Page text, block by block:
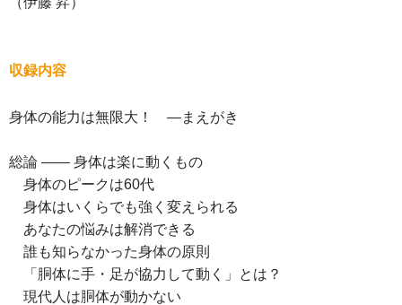
収録内容
身体の能力は無限大！ ―まえがき
総論 ―― 身体は楽に動くもの
身体のピークは60代
身体はいくらでも強く変えられる
あなたの悩みは解消できる
誰も知らなかった身体の原則
「胴体に手・足が協力して動く」とは？
現代人は胴体が動かない